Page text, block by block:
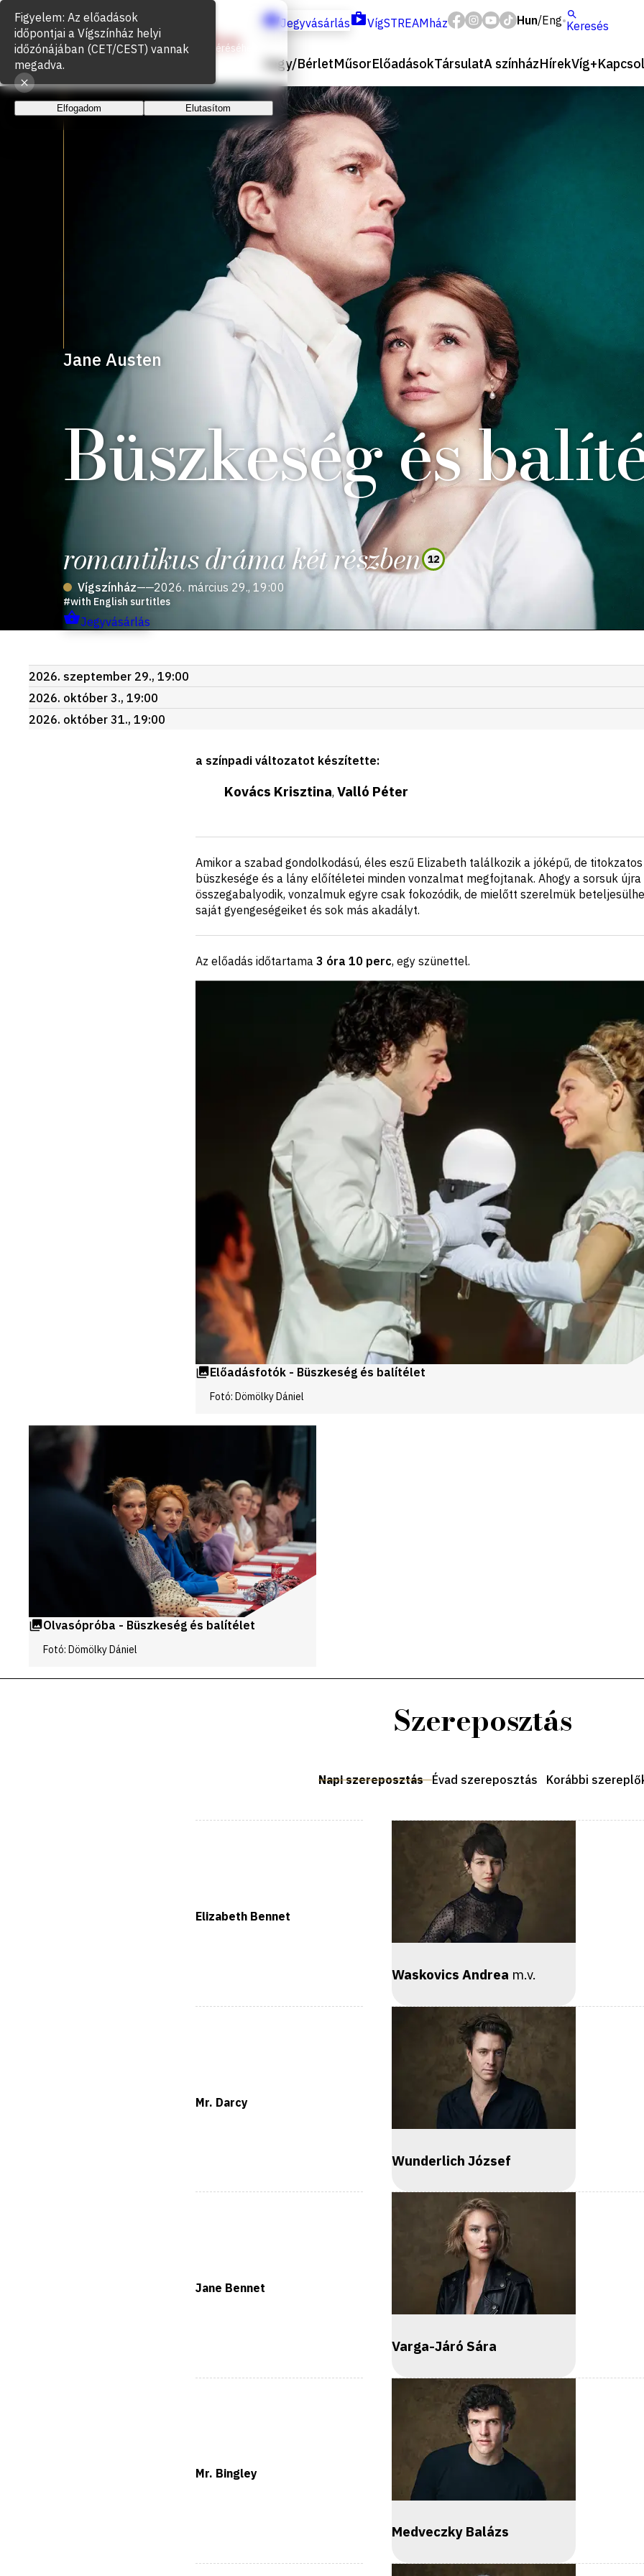
Jegyvásárlás VígSTREAMház Hun/Eng Keresés
Jegy/BérletMűsorElőadásokTársulatA színházHírekVíg+
Jane Austen
Büszkeség és
romantikus dráma két részben 12
Vígszínház——2026. március 29., 19:00
with English surtitles
Jegyvásárlás
Következő
előadások
2026. szeptember 29., 19:00
2026. október 3., 19:00
2026. október 31., 19:00
a színpadi változatot készítette:
Kovács Krisztina, Valló Péter
Rövid
ismertető
Amikor a szabad gondolkodású, éles eszű Elizabeth találkozik a jóképű, de
büszkesége és a lány előítéletei minden vonzalmat megfojtanak. Ahogy a sorsuk újra
összegabalyodik, vonzalmuk egyre csak fokozódik, de mielőtt szerelmük
saját gyengeségeiket és sok más akadályt.
Az előadás időtartama 3 óra 10 perc, egy szünettel.
Előadásfotók - Büszkeség és balítélet
Fotó: Dömölky Dániel
Videók
galériák
Olvasópróba - Büszkeség és balítélet
Fotó: Dömölky Dániel
Szereposztás
Napi szereposztás Évad szereposztás Korábbi
Elizabeth Bennet
Waskovics Andrea m.v.
Mr. Darcy
Wunderlich József
Jane Bennet
Varga-Járó Sára
Mr. Bingley
Medveczky Balázs
Sütik használata
Az oldal működéséhez és a látogatottság méréséhez
sütiket használunk. A folytatással elfogadja a sütik
használatát.
Elfogadom Elutasítom